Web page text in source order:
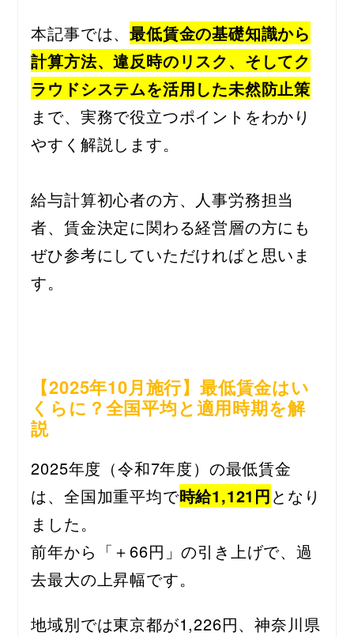
本記事では、最低賃金の基礎知識から
計算方法、違反時のリスク、そしてク
ラウドシステムを活用した未然防止策
まで、実務で役立つポイントをわかり
やすく解説します。
給与計算初心者の方、人事労務担当
者、賃金決定に関わる経営層の方にも
ぜひ参考にしていただければと思いま
す。
【2025年10月施行】最低賃金はい
くらに？全国平均と適用時期を解
説
2025年度（令和7年度）の最低賃金
は、全国加重平均で時給1,121円となり
ました。
前年から「＋66円」の引き上げで、過
去最大の上昇幅です。
地域別では東京都が1,226円、神奈川県